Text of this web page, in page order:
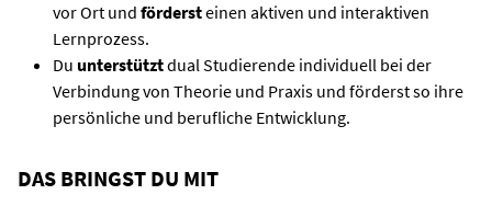
vor Ort und fördersteinen aktiven und interaktiven
Lernprozess.
Du unterstütztdual Studierende individuell bei der
Verbindung von Theorie und Praxis und förderst so ihre
persönliche und berufliche Entwicklung.
DAS BRINGST DU MIT